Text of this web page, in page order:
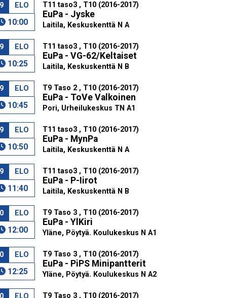
ELO
10:00
T11 taso3 , T10 (2016-2017)
EuPa - Jyske
Laitila, Keskuskenttä N A
ELO
10:25
T11 taso3 , T10 (2016-2017)
EuPa - VG-62/Keltaiset
Laitila, Keskuskenttä N B
ELO
10:45
T9 Taso 2 , T10 (2016-2017)
EuPa - ToVe Valkoinen
Pori, Urheilukeskus TN A1
ELO
10:50
T11 taso3 , T10 (2016-2017)
EuPa - MynPa
Laitila, Keskuskenttä N A
ELO
11:40
T11 taso3 , T10 (2016-2017)
EuPa - P-Iirot
Laitila, Keskuskenttä N B
ELO
12:00
T9 Taso 3 , T10 (2016-2017)
EuPa - YlKiri
Yläne, Pöytyä. Koulukeskus N A1
ELO
12:25
T9 Taso 3 , T10 (2016-2017)
EuPa - PiPS Minipantterit
Yläne, Pöytyä. Koulukeskus N A2
T9 Taso 3 , T10 (2016-2017)